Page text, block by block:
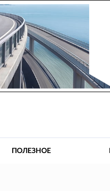
ПОЛЕЗНОЕ